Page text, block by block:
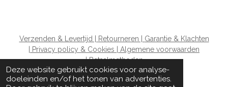
Deze website gebruikt cookies voor analyse-
doeleinden en/of het tonen van advertenties.
Verzenden & Levertijd | Retourneren | Garantie & Klachten
Privacy policy & Cookies | Algemene voorwaarden
|Betaalmethoden